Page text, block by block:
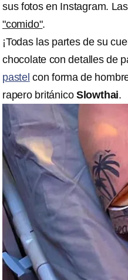
sus fotos en Instagram.
"comido".
¡Todas las partes de su
chocolate con detalles de
pastel con forma de
rapero británico Slowthai.